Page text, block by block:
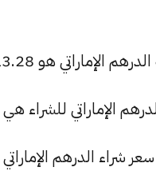
جنيها، وسعر البيع هو 13.31 جنيها.
هي 13.27 جنيها، وللبيع 13.30 جنيها.
13.30 جنيها، وسعر البيع 13.33 جنيها.